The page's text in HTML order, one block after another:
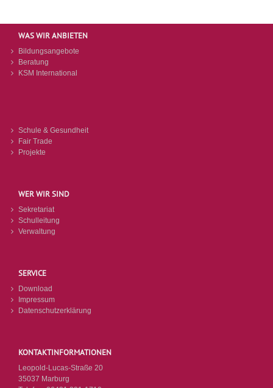
WAS WIR ANBIETEN
Bildungsangebote
Beratung
KSM International
Schule & Gesundheit
Fair Trade
Projekte
WER WIR SIND
Sekretariat
Schulleitung
Verwaltung
SERVICE
Download
Impressum
Datenschutzerklärung
KONTAKTINFORMATIONEN
Leopold-Lucas-Straße 20
35037 Marburg